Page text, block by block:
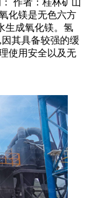
化镁是无色六方
生成氧化镁。氢
其具备较强的缓
使用安全以及无